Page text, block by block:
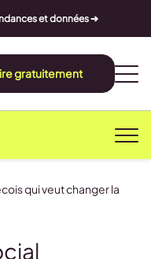
et données ➔
gratuitement
qui veut changer la